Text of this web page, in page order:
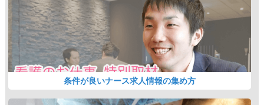
条件が良いナース求人情報の集め方